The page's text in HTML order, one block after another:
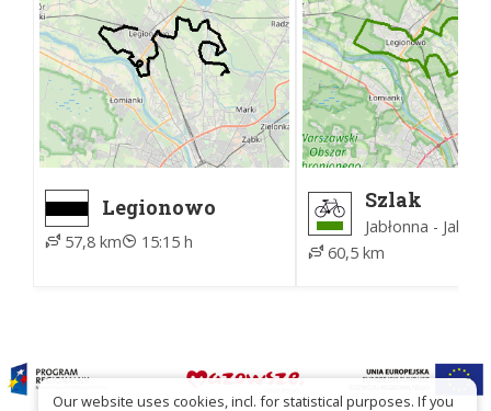
Legionowo
Przystanek, PKP
- Kobiałka, ZTM
57,8 km 15:15 h
Szlak
Południowy
Jabłonna -
60,5 km
Our website uses cookies, incl. for statistical purposes. If you